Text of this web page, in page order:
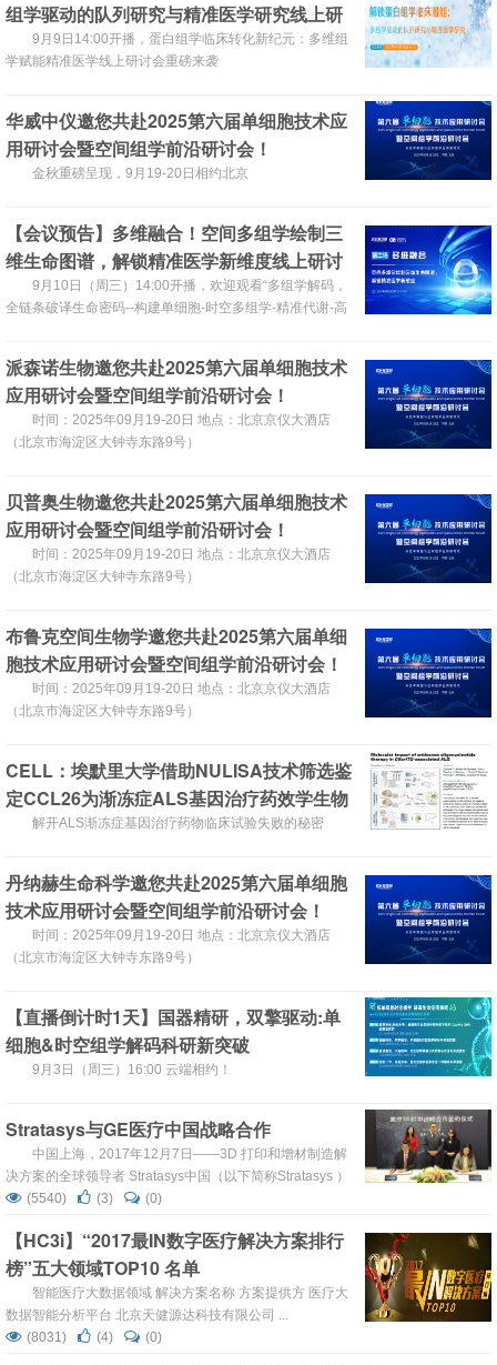
组学驱动的队列研究与精准医学研究线上研
讨会9月9日14:00开播，蛋白组学临床转化新纪元：多维组
学赋能精准医学线上研讨会重磅来袭
华威中仪邀您共赴2025第六届单细胞技术应
用研讨会暨空间组学前沿研讨会！
金秋重磅呈现，9月19-20日相约北京
【会议预告】多维融合！空间多组学绘制三
维生命图谱，解锁精准医学新维度线上研讨
会9月10日开展
9月10日（周三）14:00开播，欢迎观看“多组学解码，
全链条破译生命密码--构建单细胞-时空多组学-精准代谢-高
派森诺生物邀您共赴2025第六届单细胞技术
应用研讨会暨空间组学前沿研讨会！
时间：2025年09月19-20日 地点：北京京仪大酒店
（北京市海淀区大钟寺东路9号）
贝普奥生物邀您共赴2025第六届单细胞技术
应用研讨会暨空间组学前沿研讨会！
时间：2025年09月19-20日 地点：北京京仪大酒店
（北京市海淀区大钟寺东路9号）
布鲁克空间生物学邀您共赴2025第六届单细
胞技术应用研讨会暨空间组学前沿研讨会！
时间：2025年09月19-20日 地点：北京京仪大酒店
（北京市海淀区大钟寺东路9号）
CELL：埃默里大学借助NULISA技术筛选鉴
定CCL26为渐冻症ALS基因治疗药效学生物
标志物
解开ALS渐冻症基因治疗药物临床试验失败的秘密
丹纳赫生命科学邀您共赴2025第六届单细胞
技术应用研讨会暨空间组学前沿研讨会！
时间：2025年09月19-20日 地点：北京京仪大酒店
（北京市海淀区大钟寺东路9号）
【直播倒计时1天】国器精研，双擎驱动:单
细胞&时空组学解码科研新突破
9月3日（周三）16:00 云端相约！
Stratasys与GE医疗中国战略合作
中国上海，2017年12月7日——3D 打印和增材制造解
决方案的全球领导者 Stratasys中国（以下简称Stratasys ）
与通用电气医疗中国（以下简称GE医疗）达成战略合作。
(5540) (3) (0)
【HC3i】“2017最IN数字医疗解决方案排行
榜”五大领域TOP10 名单
智能医疗大数据领域 解决方案名称 方案提供方 医疗大
数据智能分析平台 北京天健源达科技有限公司 ...
(8031)
(4) (0)